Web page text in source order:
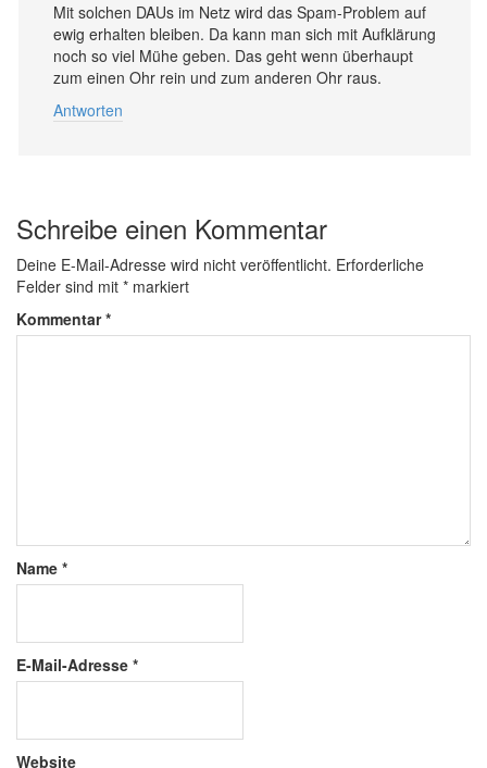
Mit solchen DAUs im Netz wird das Spam-Problem auf
ewig erhalten bleiben. Da kann man sich mit Aufklärung
noch so viel Mühe geben. Das geht wenn überhaupt
zum einen Ohr rein und zum anderen Ohr raus.
Antworten
Schreibe einen Kommentar
Deine E-Mail-Adresse wird nicht veröffentlicht. Erforderliche
Felder sind mit * markiert
Kommentar*
Name *
E-Mail-Adresse *
Website